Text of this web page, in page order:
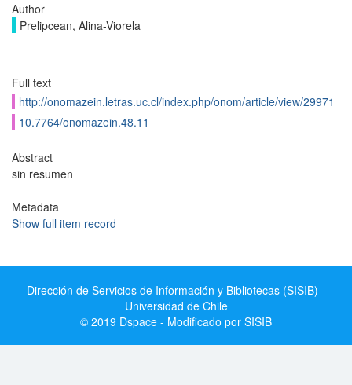
Author
Prelipcean, Alina-Viorela
Full text
http://onomazein.letras.uc.cl/index.php/onom/article/view/29971
10.7764/onomazein.48.11
Abstract
sin resumen
Metadata
Show full item record
Dirección de Servicios de Información y Bibliotecas (SISIB) -
Universidad de Chile
© 2019 Dspace - Modificado por SISIB